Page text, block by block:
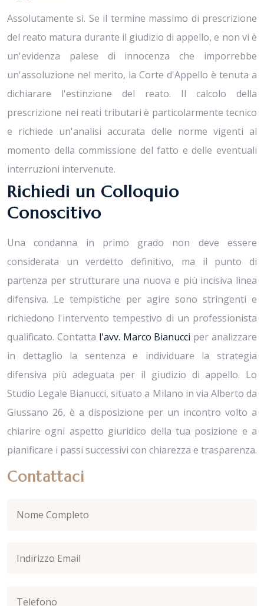
Assolutamente sì. Se il termine massimo di prescrizione
del reato matura durante il giudizio di appello, e non vi è
un'evidenza palese di innocenza che imporrebbe
un'assoluzione nel merito, la Corte d'Appello è tenuta a
dichiarare l'estinzione del reato. Il calcolo della
prescrizione nei reati tributari è particolarmente tecnico
e richiede un'analisi accurata delle norme vigenti al
momento della commissione del fatto e delle eventuali
interruzioni intervenute.
Richiedi un Colloquio
Conoscitivo
Una condanna in primo grado non deve essere
considerata un verdetto definitivo, ma il punto di
partenza per strutturare una nuova e più incisiva linea
difensiva. Le tempistiche per agire sono stringenti e
richiedono l'intervento tempestivo di un professionista
qualificato. Contatta l'avv. Marco Bianucci per analizzare
in dettaglio la sentenza e individuare la strategia
difensiva più adeguata per il giudizio di appello. Lo
Studio Legale Bianucci, situato a Milano in via Alberto da
Giussano 26, è a disposizione per un incontro volto a
chiarire ogni aspetto giuridico della tua posizione e a
pianificare i passi successivi con chiarezza e trasparenza.
Contattaci